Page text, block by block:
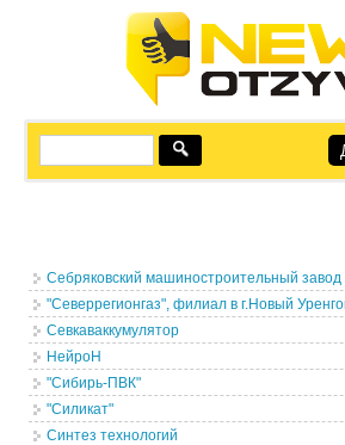
Себряковский машиностроительный завод
"Северрегионгаз", филиал в г.Новый
Севкаваккумулятор
НейроН
"Сибирь-ПВК"
"Силикат"
Синтез технологий